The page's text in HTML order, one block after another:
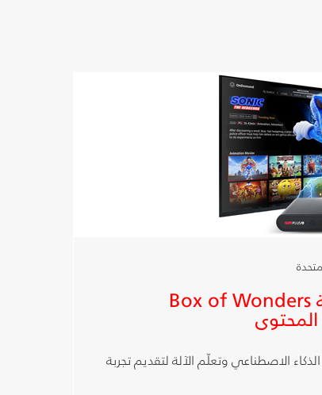
شبكة OSN تطلق منصة Box of Wonders
الاصطناعي وتعلّم الآلة لتقديم تجربة